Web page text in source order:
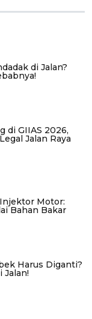
di Jalan?
di GIIAS 2026,
Jalan Raya
Motor:
Bahan Bakar
Harus Diganti?
Jalan!